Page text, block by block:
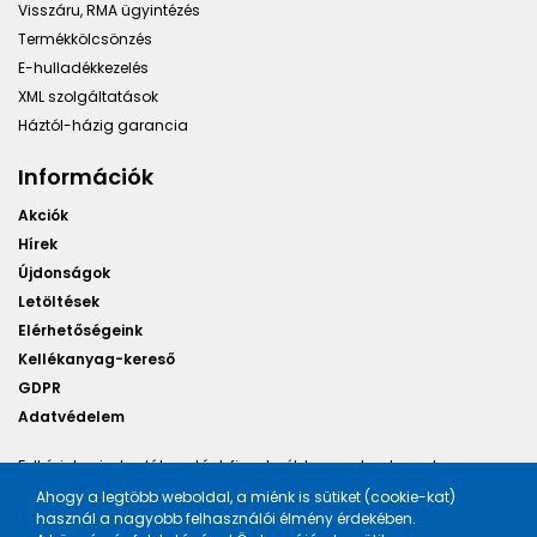
Visszáru, RMA ügyintézés
Termékkölcsönzés
E-hulladékkezelés
XML szolgáltatások
Háztól-házig garancia
Információk
Akciók
Hírek
Újdonságok
Letöltések
Elérhetőségeink
Kellékanyag-kereső
GDPR
Adatvédelem
Felhívjuk minden látogatónk figyelmét, hogy a honlapunkon
található képek illusztrációk, a változtatás jogát fenntartjuk.
Ahogy a legtöbb weboldal, a miénk is sütiket (cookie-kat)
használ a nagyobb felhasználói élmény érdekében.